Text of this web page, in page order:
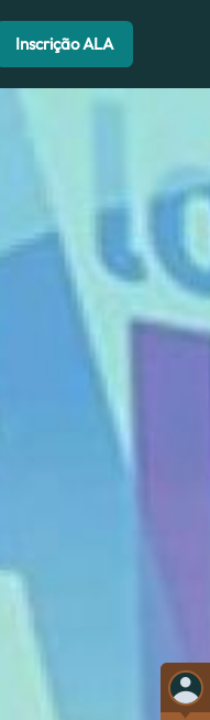
Inscrição ALA